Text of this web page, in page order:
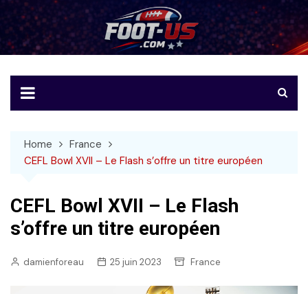
to
content
Foot-US
Le football américain en français
Home
France
CEFL Bowl XVII – Le Flash s’offre un titre européen
CEFL Bowl XVII – Le Flash
s’offre un titre européen
damienforeau 25 juin 2023 France